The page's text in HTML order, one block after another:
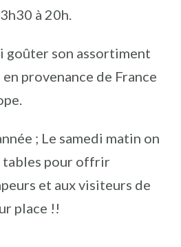
à 20h.
goûter son assortiment
provenance de France
; Le samedi matin on
tables pour offrir
et aux visiteurs de
place !!